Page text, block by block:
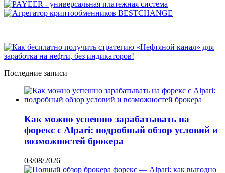
Последние записи
Как можно успешно зарабатывать на
форекс с Alpari: подробный обзор условий и
возможностей брокера
03/08/2026